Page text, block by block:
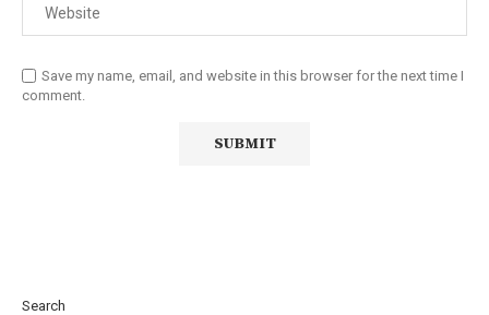
Save my name, email, and website in this browser for the next time I
comment.
Search